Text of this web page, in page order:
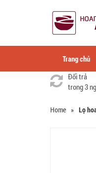
Trang chủ
Đổi trả
trong 3
Home » Lọ